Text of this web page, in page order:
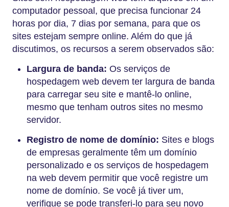
computador pessoal, que precisa funcionar 24
horas por dia, 7 dias por semana, para que os
sites estejam sempre online. Além do que já
discutimos, os recursos a serem observados são:
Largura de banda: Os serviços de
hospedagem web devem ter largura de banda
para carregar seu site e mantê-lo online,
mesmo que tenham outros sites no mesmo
servidor.
Registro de nome de domínio: Sites e blogs
de empresas geralmente têm um domínio
personalizado e os serviços de hospedagem
na web devem permitir que você registre um
nome de domínio. Se você já tiver um,
verifique se pode transferi-lo para seu novo